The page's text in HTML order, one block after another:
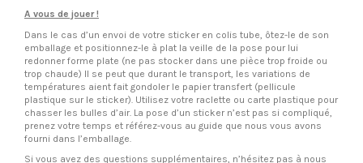
A vous de jouer !
Dans le cas d’un envoi de votre sticker en colis tube, ôtez-le de son
emballage et positionnez-le à plat la veille de la pose pour lui
redonner forme plate (ne pas stocker dans une pièce trop froide ou
trop chaude) Il se peut que durant le transport, les variations de
températures aient fait gondoler le papier transfert (pellicule
plastique sur le sticker). Utilisez votre raclette ou carte plastique pour
chasser les bulles d’air. La pose d’un sticker n’est pas si compliqué,
prenez votre temps et référez-vous au guide que nous vous avons
fourni dans l’emballage.
Si vous avez des questions supplémentaires, n’hésitez pas à nous